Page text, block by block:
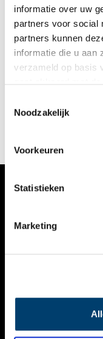
informatie over uw
partners voor social
partners kunnen
informatie die u aan
verzameld op basis
Noodzakelijk
Voorkeuren
Statistieken
Marketing
De lingerie van een
Als toeristen aan
Nederlands
gemeente Amsterdam
jaren dit gebied op te
NIEUWS
KALENDER
ACTIVITEITEN